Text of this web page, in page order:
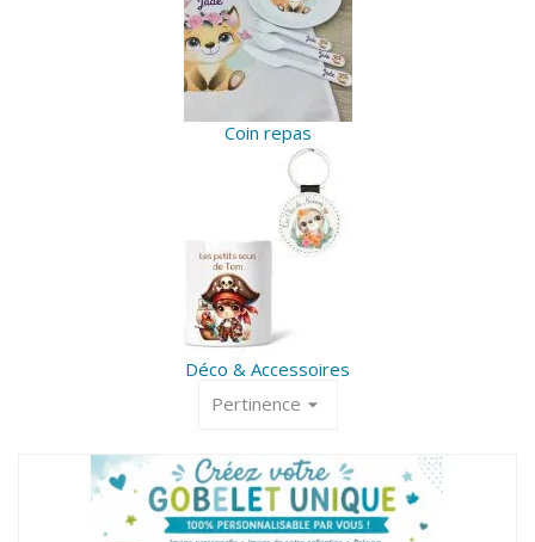
Coin repas
Déco & Accessoires
Pertinence arrow_drop_down